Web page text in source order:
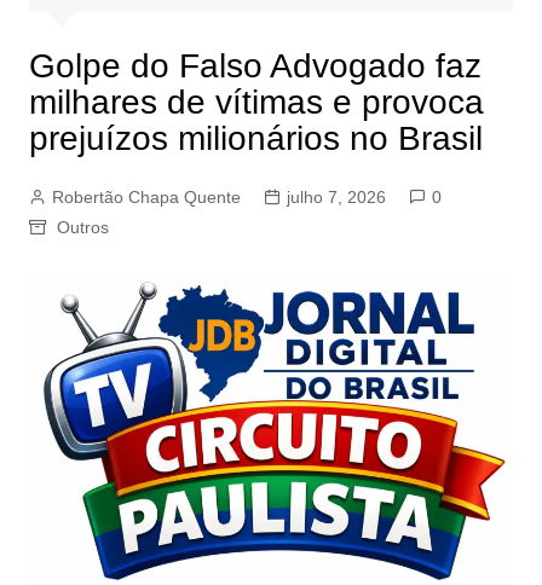
Golpe do Falso Advogado faz
milhares de vítimas e provoca
prejuízos milionários no Brasil
Robertão Chapa Quente julho 7, 2026
0
Outros